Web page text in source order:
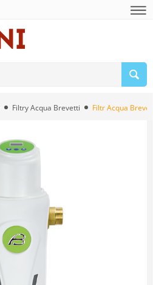
Filtry Acqua Brevetti Filtr Acqua